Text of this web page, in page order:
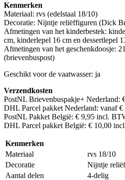
Kenmerken
Materiaal: rvs (edelstaal 18/10)
Decoratie: Nijntje reliëffiguren (Dick
Afmetingen van het kinderbestek:
cm, kinderlepel 16 cm en dessertlepel
Afmetingen van het geschenkdoosje:
(brievenbuspost)
Geschikt voor de vaatwasser: ja
Verzendkosten
PostNL Brievenbuspakje+ Nederland:
DHL Parcel pakket Nederland: vanaf
PostNL Pakket België: € 9,95 incl.
DHL Parcel pakket België: € 10,00
Kenmerken
Materiaal
rvs 18/10
Decoratie
Nijntje
Aantal delen
4-delig